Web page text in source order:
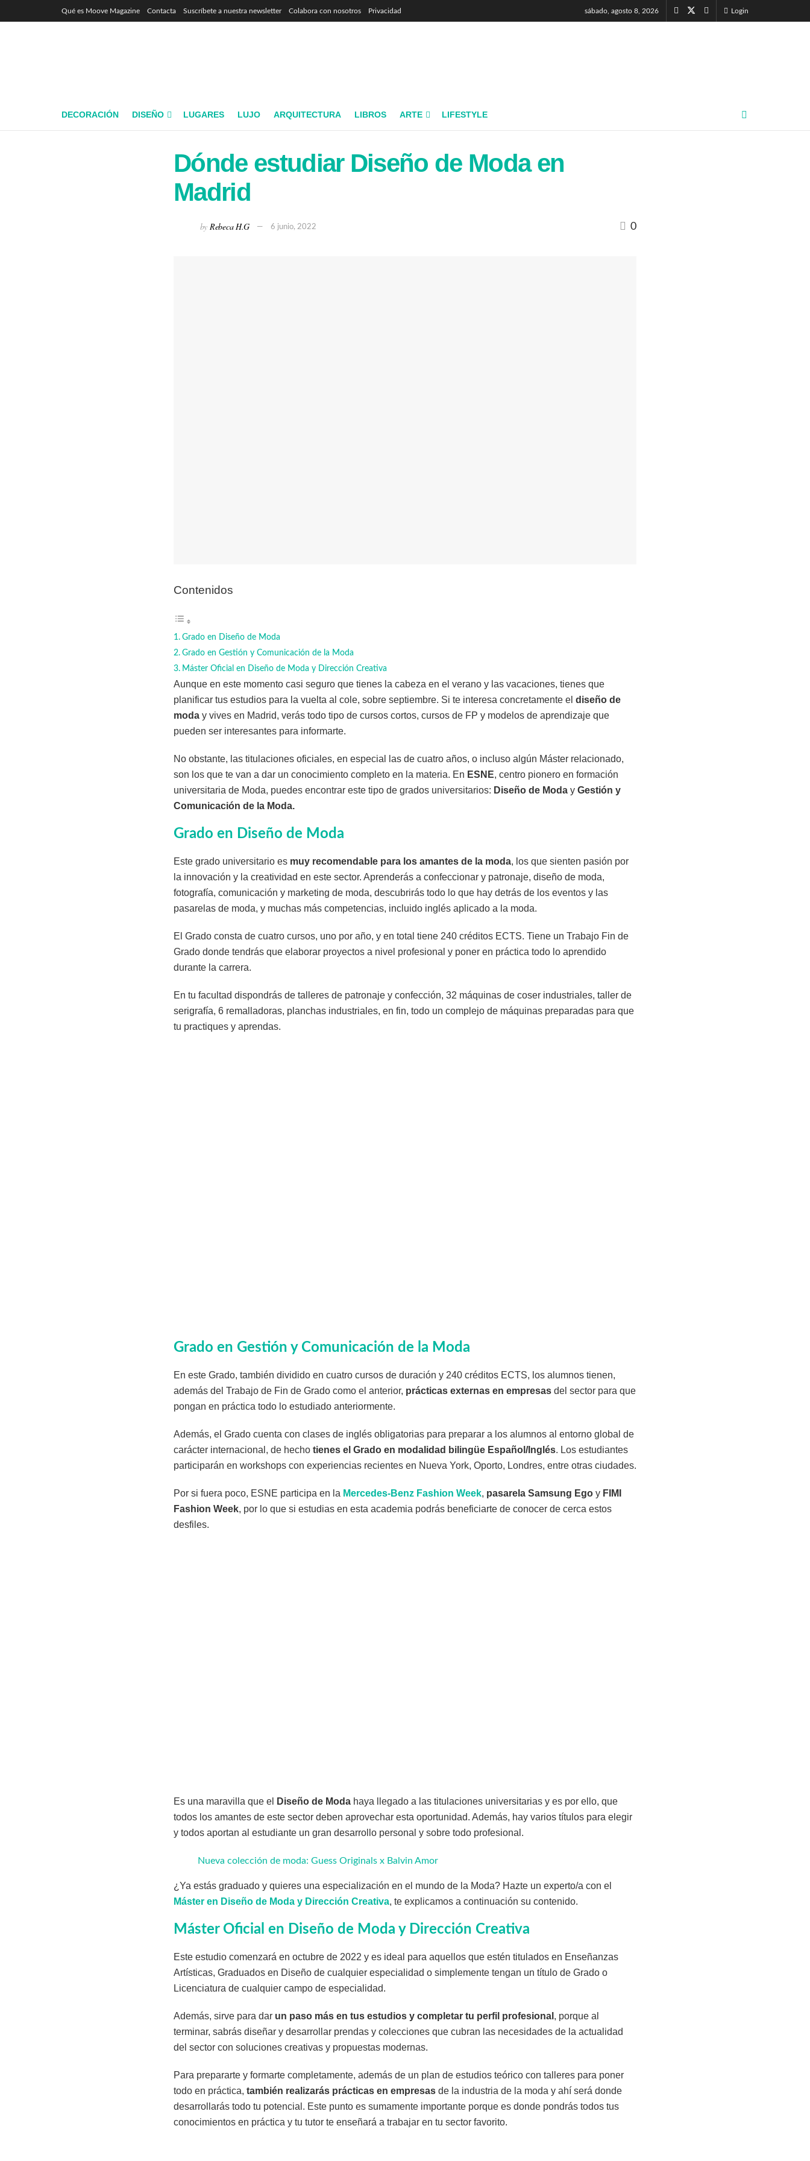
Qué es Moove Magazine Contacta Suscríbete a nuestra newsletter Colabora con nosotros Privacidad sábado, agosto 8, 2026 Login
DECORACIÓN DISEÑO LUGARES LUJO ARQUITECTURA LIBROS ARTE LIFESTYLE
Dónde estudiar Diseño de Moda en
Madrid
by Rebeca H.G 6 junio, 2022 0
Contenidos
Grado en Diseño de Moda
Grado en Gestión y Comunicación de la Moda
Máster Oficial en Diseño de Moda y Dirección Creativa
Aunque en este momento casi seguro que tienes la cabeza en el verano y las vacaciones, tienes que
planificar tus estudios para la vuelta al cole, sobre septiembre. Si te interesa concretamente el diseño de
moda y vives en Madrid, verás todo tipo de cursos cortos, cursos de FP y modelos de aprendizaje que
pueden ser interesantes para informarte.
No obstante, las titulaciones oficiales, en especial las de cuatro años, o incluso algún Máster relacionado,
son los que te van a dar un conocimiento completo en la materia. En ESNE, centro pionero en formación
universitaria de Moda, puedes encontrar este tipo de grados universitarios: Diseño de Moda y Gestión y
Comunicación de la Moda.
Grado en Diseño de Moda
Este grado universitario es muy recomendable para los amantes de la moda, los que sienten pasión por
la innovación y la creatividad en este sector. Aprenderás a confeccionar y patronaje, diseño de moda,
fotografía, comunicación y marketing de moda, descubrirás todo lo que hay detrás de los eventos y las
pasarelas de moda, y muchas más competencias, incluido inglés aplicado a la moda.
El Grado consta de cuatro cursos, uno por año, y en total tiene 240 créditos ECTS. Tiene un Trabajo Fin de
Grado donde tendrás que elaborar proyectos a nivel profesional y poner en práctica todo lo aprendido
durante la carrera.
En tu facultad dispondrás de talleres de patronaje y confección, 32 máquinas de coser industriales, taller de
serigrafía, 6 remalladoras, planchas industriales, en fin, todo un complejo de máquinas preparadas para que
tu practiques y aprendas.
Grado en Gestión y Comunicación de la Moda
En este Grado, también dividido en cuatro cursos de duración y 240 créditos ECTS, los alumnos tienen,
además del Trabajo de Fin de Grado como el anterior, prácticas externas en empresas del sector para que
pongan en práctica todo lo estudiado anteriormente.
Además, el Grado cuenta con clases de inglés obligatorias para preparar a los alumnos al entorno global de
carácter internacional, de hecho tienes el Grado en modalidad bilingüe Español/Inglés. Los estudiantes
participarán en workshops con experiencias recientes en Nueva York, Oporto, Londres, entre otras ciudades.
Por si fuera poco, ESNE participa en la Mercedes-Benz Fashion Week, pasarela Samsung Ego y FIMI
Fashion Week, por lo que si estudias en esta academia podrás beneficiarte de conocer de cerca estos
desfiles.
Es una maravilla que el Diseño de Moda haya llegado a las titulaciones universitarias y es por ello, que
todos los amantes de este sector deben aprovechar esta oportunidad. Además, hay varios títulos para elegir
y todos aportan al estudiante un gran desarrollo personal y sobre todo profesional.
Nueva colección de moda: Guess Originals x Balvin Amor
¿Ya estás graduado y quieres una especialización en el mundo de la Moda? Hazte un experto/a con el
Máster en Diseño de Moda y Dirección Creativa, te explicamos a continuación su contenido.
Máster Oficial en Diseño de Moda y Dirección Creativa
Este estudio comenzará en octubre de 2022 y es ideal para aquellos que estén titulados en Enseñanzas
Artísticas, Graduados en Diseño de cualquier especialidad o simplemente tengan un título de Grado o
Licenciatura de cualquier campo de especialidad.
Además, sirve para dar un paso más en tus estudios y completar tu perfil profesional , porque al
terminar, sabrás diseñar y desarrollar prendas y colecciones que cubran las necesidades de la actualidad
del sector con soluciones creativas y propuestas modernas.
Para prepararte y formarte completamente, además de un plan de estudios teórico con talleres para poner
todo en práctica, también realizarás prácticas en empresas de la industria de la moda y ahí será donde
desarrollarás todo tu potencial. Este punto es sumamente importante porque es donde pondrás todos tus
conocimientos en práctica y tu tutor te enseñará a trabajar en tu sector favorito.